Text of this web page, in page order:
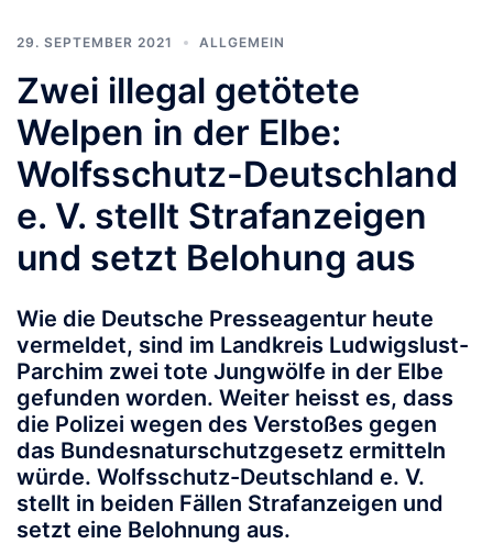
29. SEPTEMBER 2021 ALLGEMEIN
Zwei illegal getötete
Welpen in der Elbe:
Wolfsschutz-Deutschland
e. V. stellt Strafanzeigen
und setzt Belohung aus
Wie die Deutsche Presseagentur heute
vermeldet, sind im Landkreis Ludwigslust-
Parchim zwei tote Jungwölfe in der Elbe
gefunden worden. Weiter heisst es, dass
die Polizei wegen des Verstoßes gegen
das Bundesnaturschutzgesetz ermitteln
würde. Wolfsschutz-Deutschland e. V.
stellt in beiden Fällen Strafanzeigen und
setzt eine Belohnung aus.